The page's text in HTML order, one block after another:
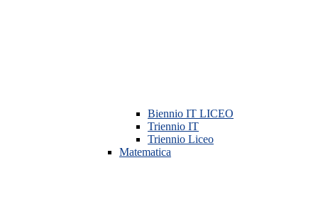
Biennio IT LICEO
Triennio IT
Triennio Liceo
Matematica